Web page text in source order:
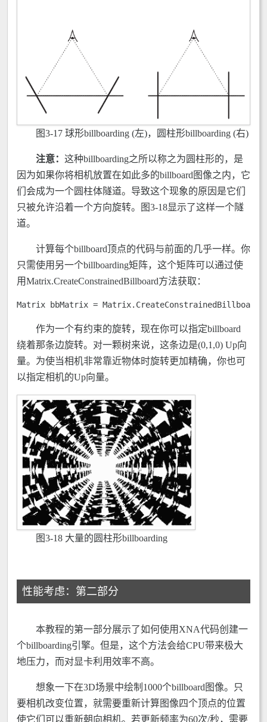
图3-17 球形billboarding (左)，圆柱形billboarding (右)
注意： 这种billboarding之所以称之为圆柱形的，是
因为如果你将相机放置在如此多的billboard图像之内，它
们会成为一个圆柱体隧道。导致这个现象的原因是它们
只被允许沿着一个方向旋转。图3-18显示了这样一个隧
道。
计算每个billboard顶点的代码与前面的几乎一样。你
只需使用另一个billboarding矩阵，这个矩阵可以通过使
用Matrix.CreateConstrainedBillboard方法获取：
Matrix bbMatrix =
作为一个有约束的旋转，现在你可以指定billboard
绕着那条边旋转。对一颗树来说，这条边是(0,1,0) Up向
量。为使当相机非常靠近物体时旋转更加精确，你也可
以指定相机的Up向量。
图3-18 大量的圆柱形billboarding
性能考虑：第二部分
本教程的第一部分展示了如何使用XNA代码创建一
个billboarding引擎。但是，这个方法会给CPU带来极大
地压力，而对显卡利用效率不高。
想象一下在3D场景中绘制1000个billboard图像。只
要相机改变位置，就需要重新计算图像四个顶点的位置
使它们可以重新朝向相机。若更新频率为60次/秒，需要